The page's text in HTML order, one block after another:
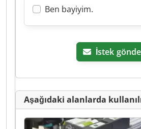
Ben bayiyim.
İstek
Aşağıdaki alanlarda